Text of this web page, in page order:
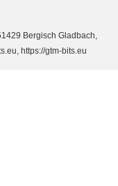
Bergisch Gladbach,
https://gtm-bits.eu